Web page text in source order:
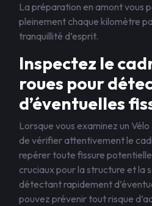
La préparation en amont vous
pleinement chaque kilomètre
tranquillité d’esprit.
Inspectez le
roues pour
d’éventuelles
Lorsque vous examinez un
de vérifier attentivement le
repérer toute fissure
cruciaux pour la structure et la
détectant rapidement
pouvez prévenir tout risque